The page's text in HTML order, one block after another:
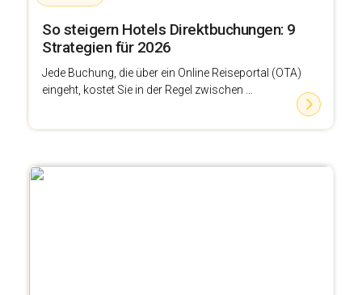
So steigern Hotels Direktbuchungen: 9
Strategien für 2026
Jede Buchung, die über ein Online Reiseportal (OTA)
eingeht, kostet Sie in der Regel zwischen ...